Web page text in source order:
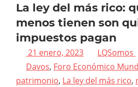
La ley del más rico:
menos tienen son
impuestos pagan
21 enero, 2023 LQSomos
Davos, Foro Económico
patrimonio, La ley del más rico,